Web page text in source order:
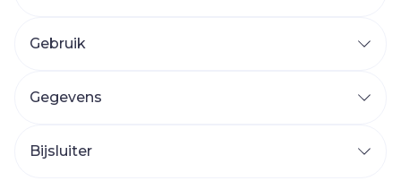
Gebruik
Gegevens
Bijsluiter